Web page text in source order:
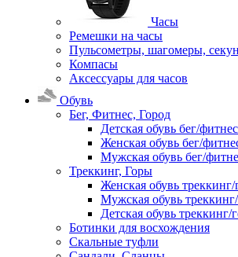
Часы
Ремешки на часы
Пульсометры, шагомеры,
Компасы
Аксессуары для часов
Обувь
Бег, Фитнес, Город
Детская обувь бег/
Женская обувь бег/
Мужская обувь бег/
Треккинг, Горы
Женская обувь
Мужская обувь
Детская обувь треккинг/
Ботинки для восхождения
Скальные туфли